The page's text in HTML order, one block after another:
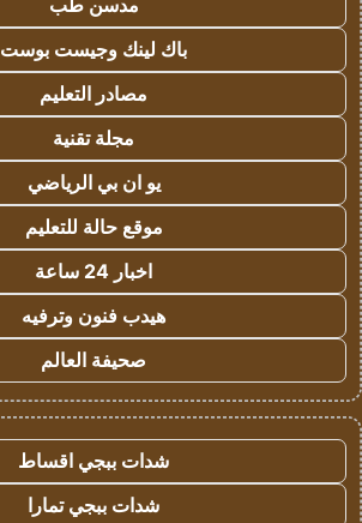
مدسن طب
باك لينك وجيست بوست
مصادر التعليم
مجلة تقنية
يو ان بي الرياضي
موقع حالة للتعليم
اخبار 24 ساعة
هيدب فنون وترفيه
صحيفة العالم
شدات ببجي اقساط
شدات ببجي تمارا